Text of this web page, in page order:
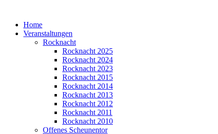
Home
Veranstaltungen
Rocknacht
Rocknacht 2025
Rocknacht 2024
Rocknacht 2023
Rocknacht 2015
Rocknacht 2014
Rocknacht 2013
Rocknacht 2012
Rocknacht 2011
Rocknacht 2010
Offenes Scheunentor